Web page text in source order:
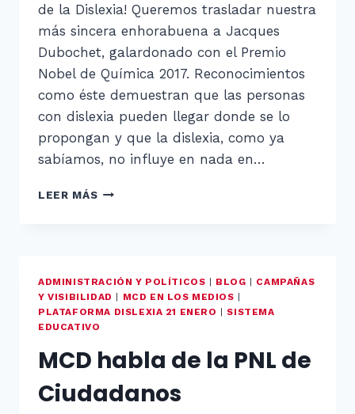
de la Dislexia! Queremos trasladar nuestra
más sincera enhorabuena a Jacques
Dubochet, galardonado con el Premio
Nobel de Química 2017. Reconocimientos
como éste demuestran que las personas
con dislexia pueden llegar donde se lo
propongan y que la dislexia, como ya
sabíamos, no influye en nada en…
LEER MÁSEL
ADMINISTRACIÓN Y POLÍTICOS BLOG
CAMPAÑAS
Y VISIBILIDAD
MCD EN LOS MEDIOS
PLATAFORMA DISLEXIA 21 ENERO
|SISTEMA
EDUCATIVO
MCD habla de la PNL de
Ciudadanos